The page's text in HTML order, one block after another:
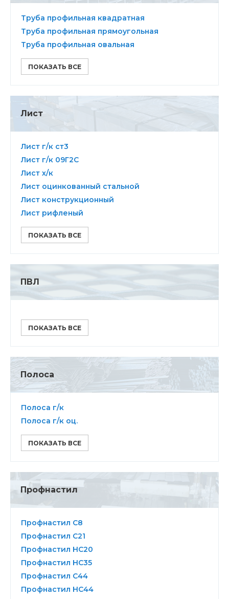
Труба профильная квадратная
Труба профильная прямоугольная
Труба профильная овальная
ПОКАЗАТЬ ВСЕ
Лист
Лист г/к ст3
Лист г/к 09Г2С
Лист х/к
Лист оцинкованный стальной
Лист конструкционный
Лист рифленый
ПОКАЗАТЬ ВСЕ
ПВЛ
ПОКАЗАТЬ ВСЕ
Полоса
Полоса г/к
Полоса г/к оц.
ПОКАЗАТЬ ВСЕ
Профнастил
Профнастил С8
Профнастил С21
Профнастил НС20
Профнастил НС35
Профнастил C44
Профнастил НC44